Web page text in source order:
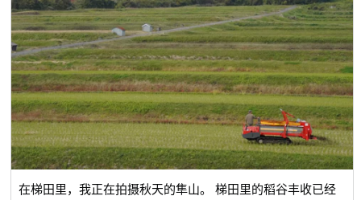
在梯田里，我正在拍摄秋天的隼山。 梯田里的稻谷丰收已经